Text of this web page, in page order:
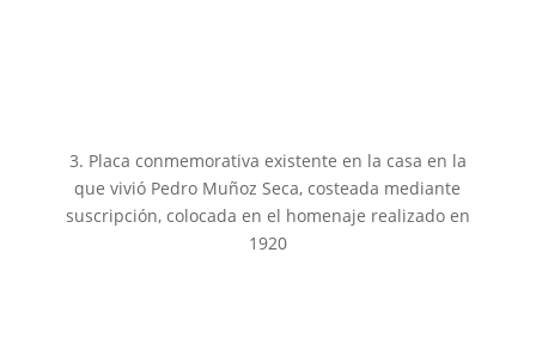
3. Placa conmemorativa existente en la casa en la
que vivió Pedro Muñoz Seca, costeada mediante
suscripción, colocada en el homenaje realizado en
1920